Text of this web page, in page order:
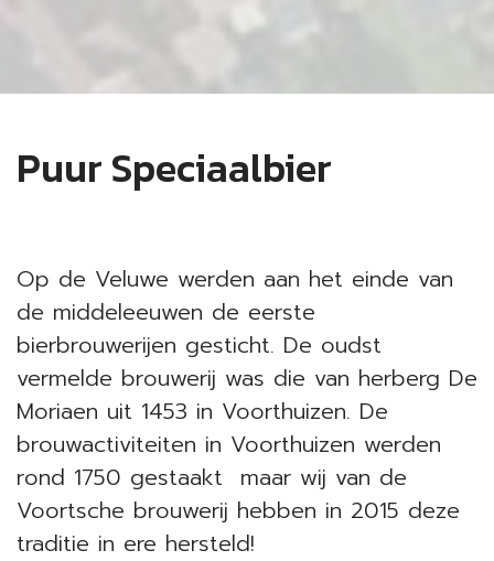
Puur Speciaalbier
Op de Veluwe werden aan het einde van
de middeleeuwen de eerste
bierbrouwerijen gesticht. De oudst
vermelde brouwerij was die van herberg De
Moriaen uit 1453 in Voorthuizen. De
brouwactiviteiten in Voorthuizen werden
rond 1750 gestaakt maar wij van de
Voortsche brouwerij hebben in 2015 deze
traditie in ere hersteld!